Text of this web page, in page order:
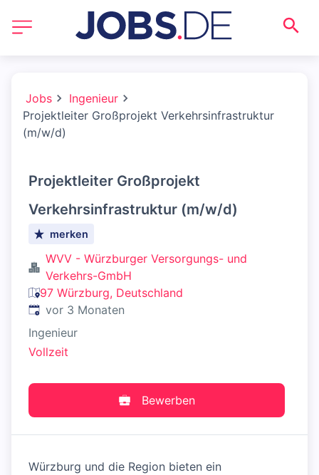
Jobs
Ingenieur
Projektleiter Großprojekt Verkehrsinfrastruktur
(m/w/d)
Projektleiter Großprojekt
Verkehrsinfrastruktur (m/w/d)
merken
WVV - Würzburger Versorgungs- und
Verkehrs-GmbH
97 Würzburg, Deutschland
Veröffentlicht:
vor 3 Monaten
Ingenieur
Vollzeit
Bewerben
Würzburg und die Region bieten ein